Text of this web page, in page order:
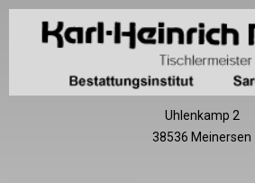
Uhlenkamp 2
38536 Meinersen